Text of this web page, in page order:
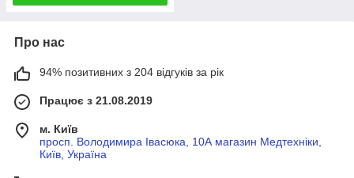
Про нас
94% позитивних з 204 відгуків за рік
Працює з 21.08.2019
м. Київ
просп. Володимира Івасюка, 10А магазин Медтехніки,
Київ, Україна